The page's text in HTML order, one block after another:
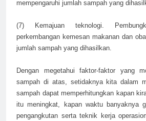
mempengaruhi jumlah sampah yang
(7) Kemajuan teknologi.
perkembangan kemesan makanan dan
jumlah sampah yang dihasilkan.
Dengan megetahui faktor-faktor yang
sampah di atas, setidaknya kita dalam
sampah dapat memperhitungkan kapan
itu meningkat, kapan waktu banyaknya
pengangkutan serta teknik kerja